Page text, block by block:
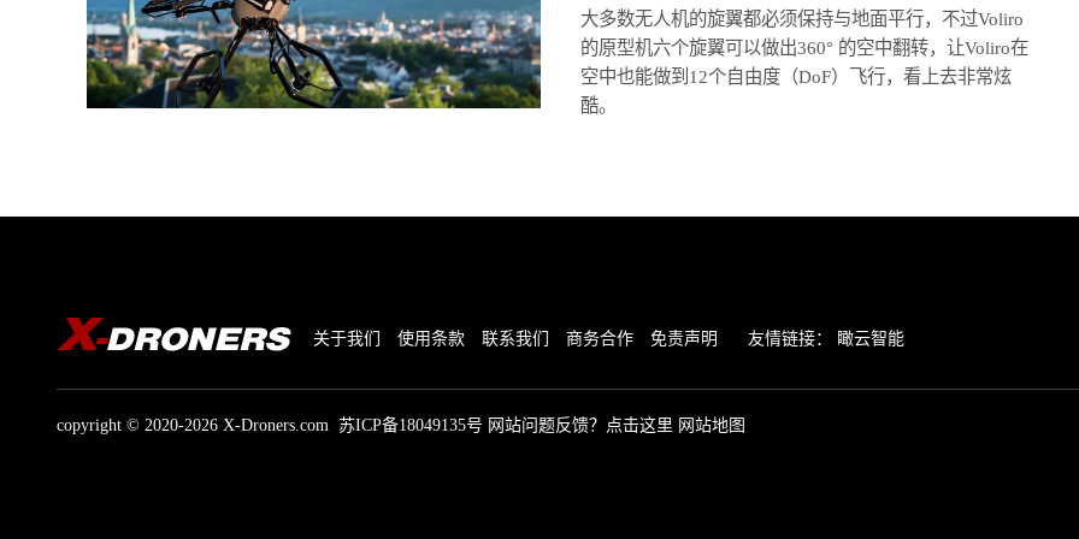
大多数无人机的旋翼都必须保持与地面平行，不过Voliro
的原型机六个旋翼可以做出360° 的空中翻转，让Voliro在
空中也能做到12个自由度（DoF）飞行，看上去非常炫
酷。
关于我们 使用条款 联系我们 商务合作 免责声明 友情链接： 瞰云智能
copyright © 2020-2026 X-Droners.com 苏ICP备18049135号 网站问题反馈？点击这里 网站地图